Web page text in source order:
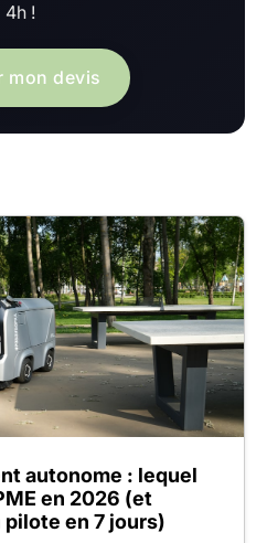
4h !
mon devis
autonome : lequel
en 2026 (et
en 7 jours)